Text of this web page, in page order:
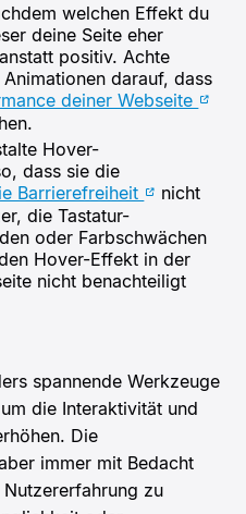
welchen Effekt du
deine Seite eher
positiv. Achte
darauf, dass
deiner Webseite
Hover-
dass sie die
Barrierefreiheit
nicht
die Tastatur-
oder Farbschwächen
Hover-Effekt in der
nicht benachteiligt
spannende Werkzeuge
die Interaktivität und
Die
immer mit Bedacht
zu